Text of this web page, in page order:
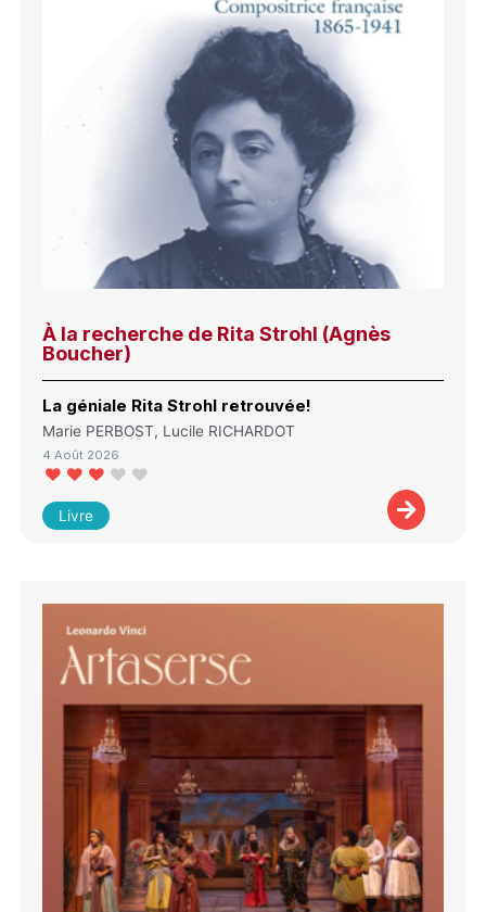
À la recherche de Rita Strohl (Agnès
Boucher)
La géniale Rita Strohl retrouvée!
Marie PERBOST, Lucile RICHARDOT
4 Août 2026
Livre